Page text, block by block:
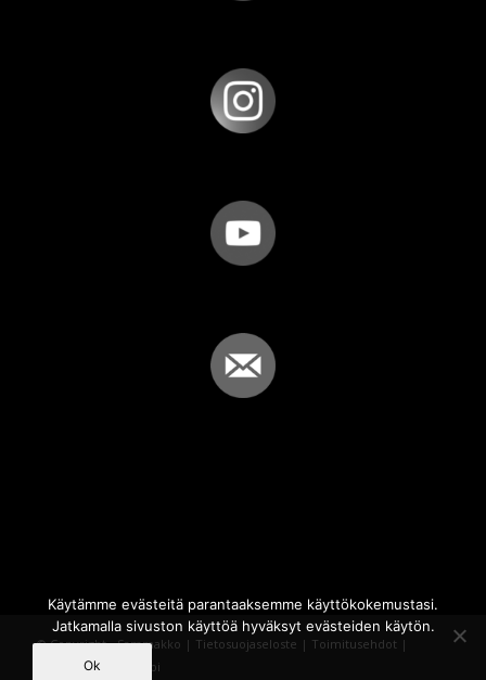
© Copyright - Sammakko | Tietosuojaseloste | Toimitusehdot |
Powered by
iQWebbi
Käytämme evästeitä parantaaksemme käyttökokemustasi.
Jatkamalla sivuston käyttöä hyväksyt evästeiden käytön.
Ok